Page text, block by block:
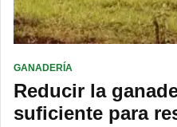
GANADERÍA
Reducir la
suficiente para